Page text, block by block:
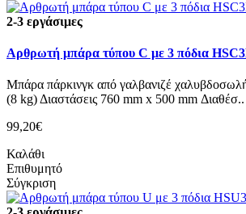
2-3 εργάσιμες
Αρθρωτή μπάρα τύπου C με 3 πόδια
Μπάρα πάρκινγκ από γαλβανιζέ
(8 kg) Διαστάσεις 760 mm x 500 mm Διαθέσ..
99,20€
Καλάθι
Επιθυμητό
Σύγκριση